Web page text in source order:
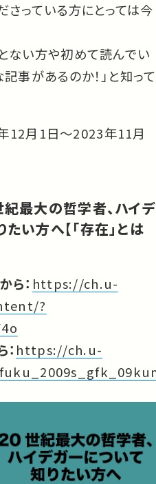
さっている方にとっては今
ない方や初めて読んでい
事があるのか！」と知って
12月1日〜2023年11月
最大の哲学者、ハイデ
い方へ【「存在」とは
ら： https://ch.u-
?
https://ch.u-